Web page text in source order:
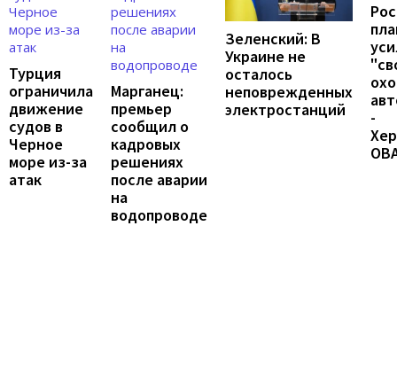
Турция
ограничила
движение
судов в
Черное
море из-за
атак
Марганец:
премьер
сообщил о
кадровых
решениях
после аварии
на
водопроводе
Зеленский: В
Украине не
осталось
неповрежденных
электростанций
-